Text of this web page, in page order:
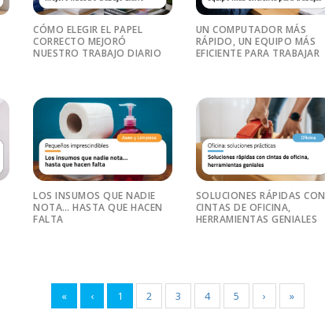
CÓMO ELEGIR EL PAPEL
CORRECTO MEJORÓ
NUESTRO TRABAJO DIARIO
UN COMPUTADOR MÁS
RÁPIDO, UN EQUIPO MÁS
EFICIENTE PARA TRABAJAR
LOS INSUMOS QUE NADIE
NOTA… HASTA QUE HACEN
FALTA
SOLUCIONES RÁPIDAS CON
CINTAS DE OFICINA,
HERRAMIENTAS GENIALES
« ‹ 1 2 3 4 5 › »